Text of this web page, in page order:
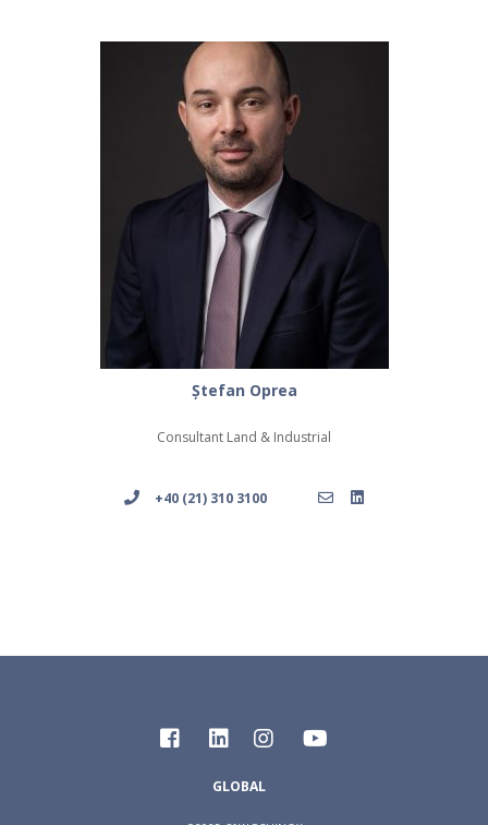
Ștefan Oprea
Consultant Land & Industrial
+40 (21) 310 3100
GLOBAL